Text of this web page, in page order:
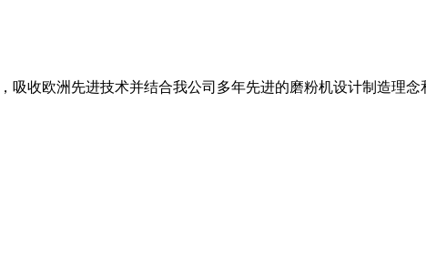
收欧洲先进技术并结合我公司多年先进的磨粉机设计制造理